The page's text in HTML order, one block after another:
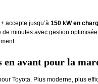
accepte jusqu’à 150 kW en
minutes avec gestion
en avant pour la
Toyota. Plus moderne, plus